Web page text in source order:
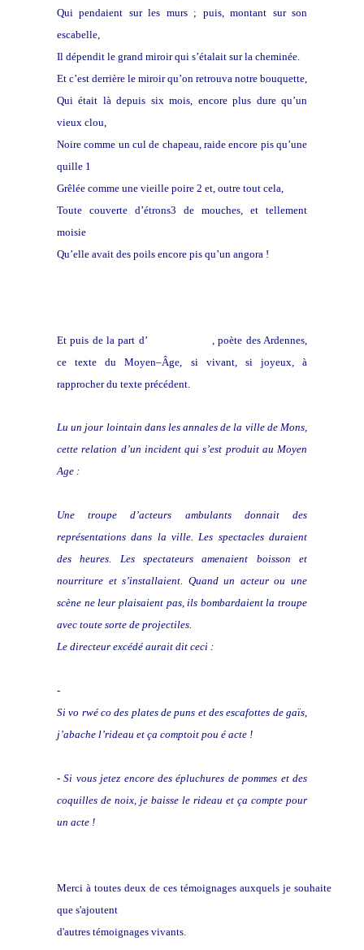
Qui pendaient sur les murs ; puis, montant sur son
escabelle,
Il dépendit le grand miroir qui s’étalait sur la cheminée.
Et c’est derrière le miroir qu’on retrouva notre bouquette,
Qui était là depuis six mois, encore plus dure qu’un
vieux clou,
Noire comme un cul de chapeau, raide encore pis qu’une
quille 1
Grêlée comme une vieille poire 2 et, outre tout cela,
Toute couverte d’étrons3 de mouches, et tellement
moisie
Qu’elle avait des poils encore pis qu’un angora !
Et puis de la part d’
, poète des Ardennes,
ce texte du Moyen–Âge, si vivant, si joyeux, à
rapprocher du texte précédent.
Lu un jour lointain dans les annales de la ville de Mons,
cette relation d’un incident qui s’est produit au Moyen
Age :
Une troupe d’acteurs ambulants donnait des
représentations dans la ville. Les spectacles duraient
des heures. Les spectateurs amenaient boisson et
nourriture et s’installaient. Quand un acteur ou une
scène ne leur plaisaient pas, ils bombardaient la troupe
avec toute sorte de projectiles.
Le directeur excédé aurait dit ceci :
-
Si vo rwé co des plates de puns et des escafottes de gaïs,
j’abache l’rideau et ça comptoit pou é acte !
- Si vous jetez encore des épluchures de pommes et des
coquilles de noix, je baisse le rideau et ça compte pour
un acte !
Merci à toutes deux de ces témoignages auxquels je souhaite
que s'ajoutent
d'autres témoignages vivants.